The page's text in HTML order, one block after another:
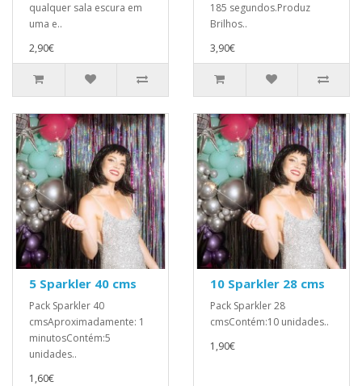
qualquer sala escura em
uma e..
2,90€
185 segundos.Produz
Brilhos..
3,90€
5 Sparkler 40 cms
Pack Sparkler 40
cmsAproximadamente: 1
minutosContém:5
unidades..
1,60€
10 Sparkler 28 cms
Pack Sparkler 28
cmsContém:10 unidades..
1,90€